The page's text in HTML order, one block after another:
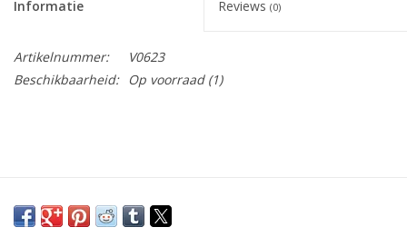
Informatie Reviews (0)
Artikelnummer:
V0623
Beschikbaarheid:
Op voorraad(1)